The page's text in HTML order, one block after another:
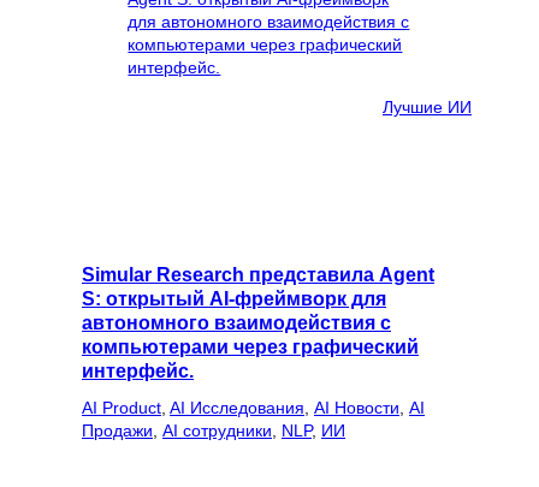
Лучшие ИИ
Simular Research представила Agent
S: открытый AI-фреймворк для
автономного взаимодействия с
компьютерами через графический
интерфейс.
AI Product AI Исследования AI Новости AI
Продажи AI сотрудники NLP, ИИ